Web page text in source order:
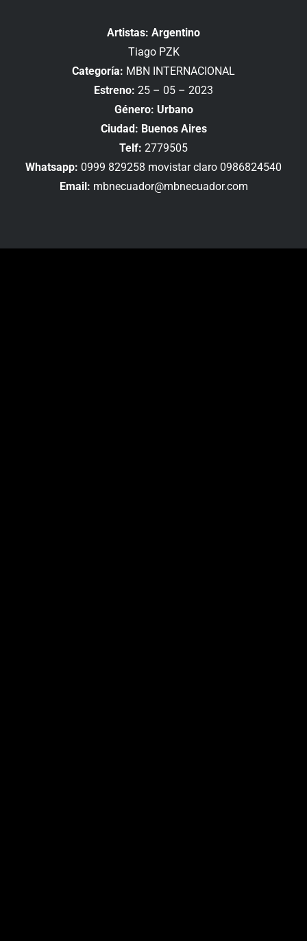
Artistas: Argentino
Tiago PZK
Categoría: MBN INTERNACIONAL
Estreno: 25 – 05 – 2023
Género: Urbano
Ciudad: Buenos Aires
Telf: 2779505
Whatsapp: 0999 829258 movistar claro 0986824540
Email: mbnecuador@mbnecuador.com